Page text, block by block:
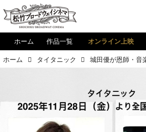
ホーム 作品一覧 オンライン上映
ホーム タイタニック